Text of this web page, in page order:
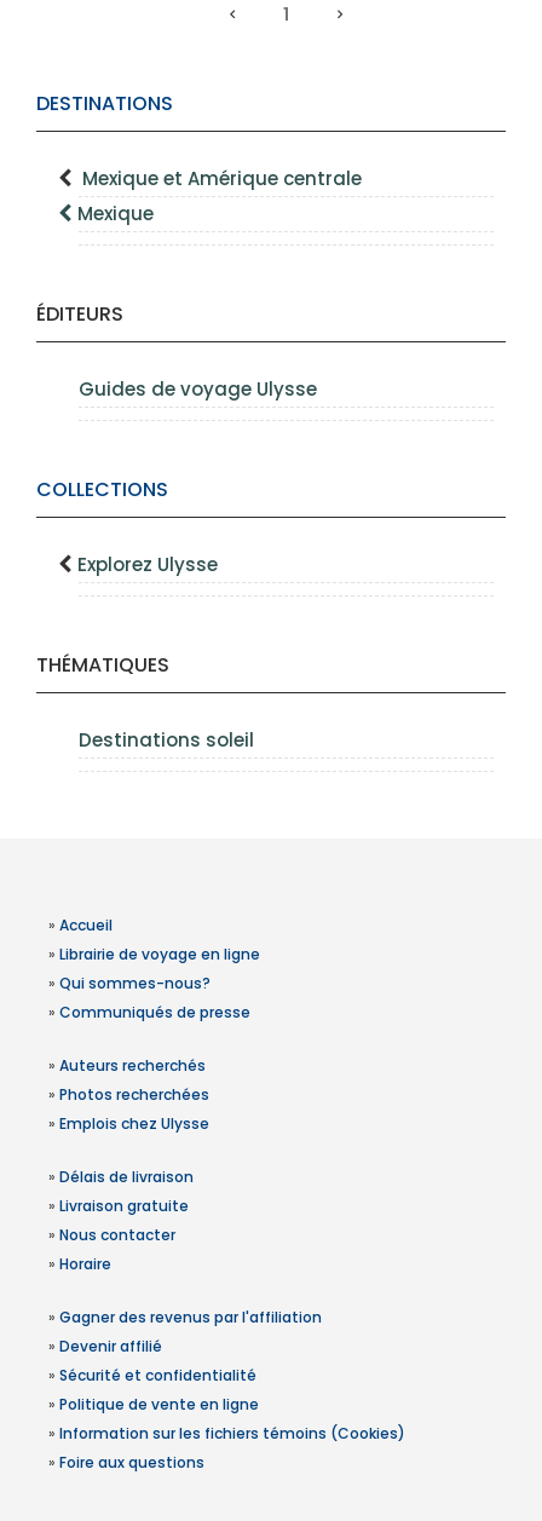
DESTINATIONS
Mexique et Amérique centrale
Mexique
ÉDITEURS
Guides de voyage Ulysse
COLLECTIONS
Explorez Ulysse
THÉMATIQUES
Destinations soleil
1
» Accueil
» Librairie de voyage en ligne
» Qui sommes-nous?
» Communiqués de presse
» Auteurs recherchés
» Photos recherchées
» Emplois chez Ulysse
» Délais de livraison
» Livraison gratuite
» Nous contacter
» Horaire
» Gagner des revenus par l'affiliation
» Devenir affilié
» Sécurité et confidentialité
» Politique de vente en ligne
» Information sur les fichiers témoins (Cookies)
» Foire aux questions